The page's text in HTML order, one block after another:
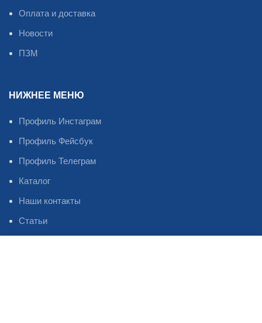
Оплата и доставка
Новости
ПЗМ
НИЖНЕЕ МЕНЮ
Профиль Инстаграм
Профиль Фейсбук
Профиль Телеграм
Каталог
Наши контакты
Статьи